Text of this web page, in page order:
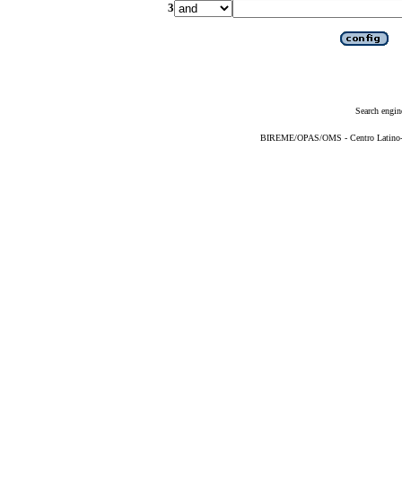
3
Search
BIREME/OPAS/OMS - Centro Latino-